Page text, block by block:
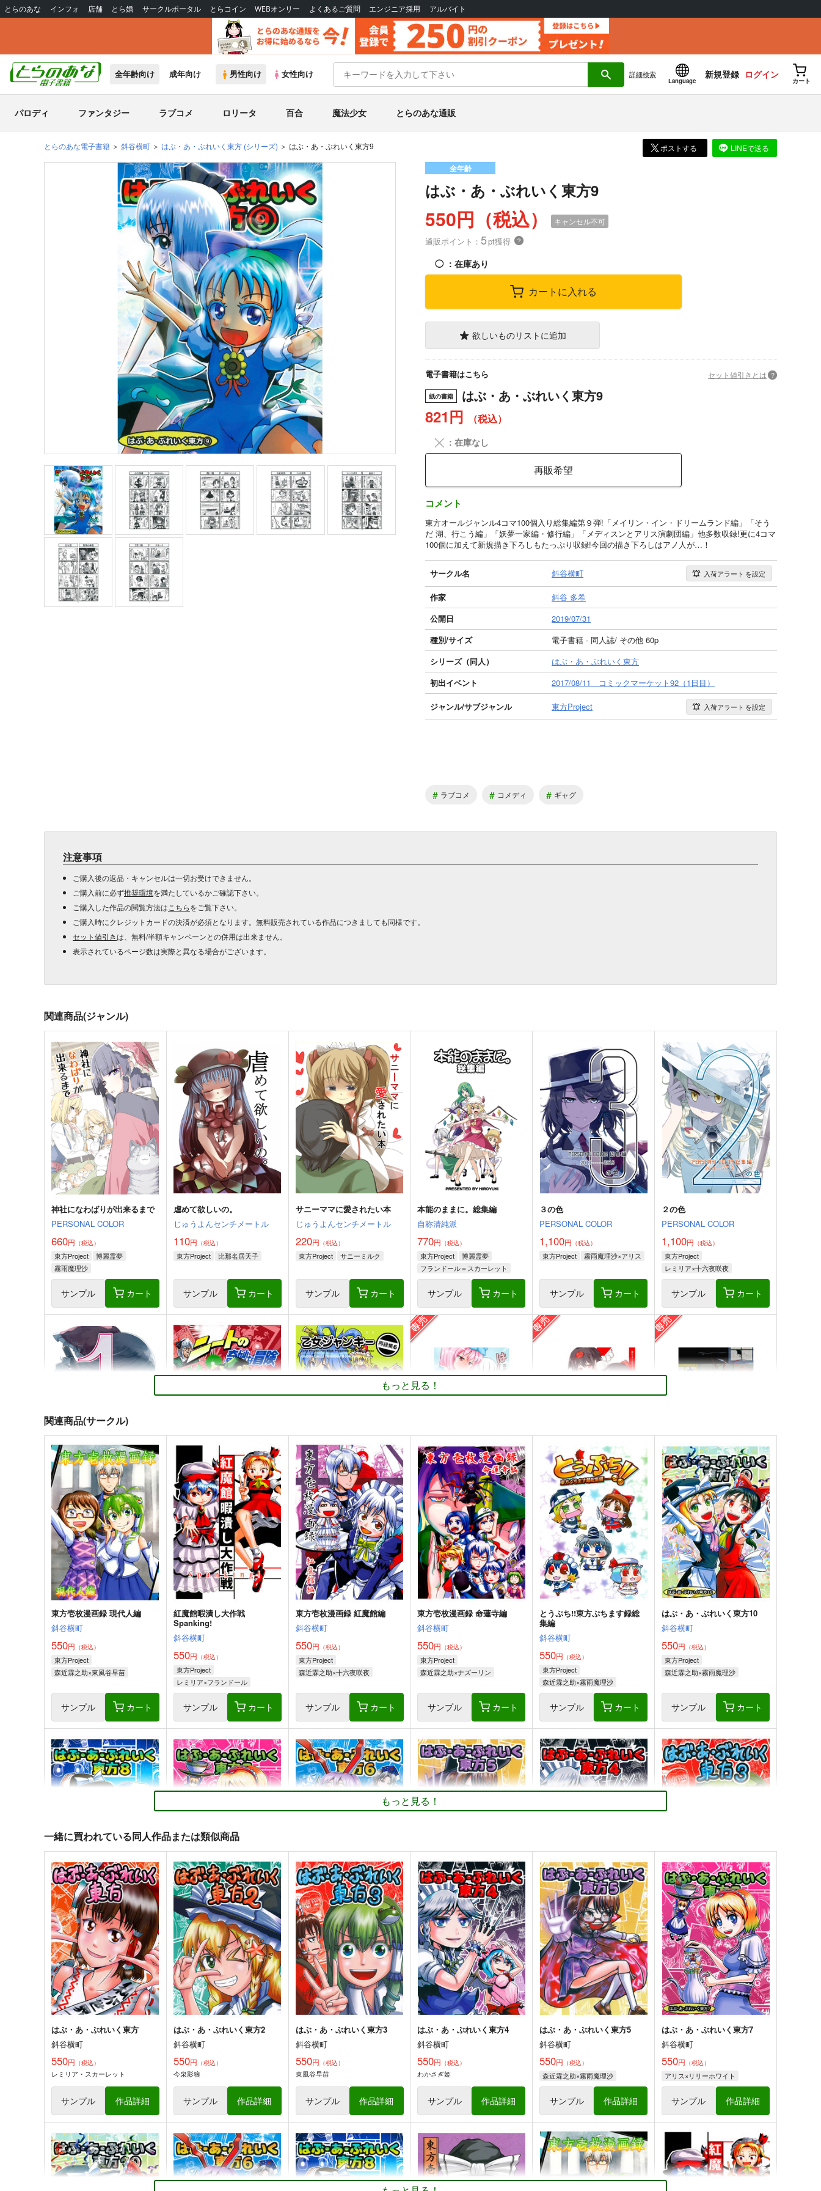
とらのあな インフォ 店舗 とら婚 サークルポータル とらコイン WEBオンリー よくあるご質問 エンジニア採用 アルバイト
全年齢向け 成年向け 男性向け 女性向け 詳細検索
Language
新規登録 ログイン
カート
パロディ ファンタジー ラブコメ ロリータ 百合 魔法少女 とらのあな通販
とらのあな電子書籍 斜谷横町 はぶ・あ・ぶれいく東方 (シリーズ) はぶ・あ・ぶれいく東方9 ポストする LINEで送る
全年齢
はぶ・あ・ぶれいく東方9
550円（税込） キャンセル不可
通販ポイント： 5pt獲得 ？
◯ ：在庫あり
カートに入れる
欲しいものリストに追加
電子書籍はこちら セット値引きとは ?
紙の書籍 はぶ・あ・ぶれいく東方9
821円 （税込）
╳ ：在庫なし
再販希望
コメント
東方オールジャンル4コマ100個入り総集編第９弾!「メイリン・イン・ドリームランド編」「そう
だ 湖、行こう編」「妖夢一家編・修行編」「メディスンとアリス演劇団編」他多数収録!更に4コマ
100個に加えて新規描き下ろしもたっぷり収録!今回の描き下ろしはアノ人が…！
サークル名 斜谷横町 入荷アラート を設定
作家
斜谷 多希
公開日
2019/07/31
種別/サイズ
電子書籍 - 同人誌/ その他 60p
シリーズ（同人）
はぶ・あ・ぶれいく東方
初出イベント
2017/08/11 コミックマーケット92（1日目）
ジャンル/サブジャンル 東方Project 入荷アラート を設定
# ラブコメ # コメディ # ギャグ
注意事項
ご購入後の返品・キャンセルは一切お受けできません。
ご購入前に必ず推奨環境を満たしているかご確認下さい。
ご購入した作品の閲覧方法は こちらをご覧下さい。
ご購入時にクレジットカードの決済が必須となります。無料販売されている作品につきましても同様です。
セット値引きは、無料/半額キャンペーンとの併用は出来ません。
表示されているページ数は実際と異なる場合がございます。
関連商品(ジャンル)
神社になわばりが出来るまで
PERSONAL COLOR
660円 （税込）
東方Project
博麗霊夢
霧雨魔理沙
アリス・マーガトロイド
サンプル カート
虐めて欲しいの。
じゅうよんセンチメートル
110円 （税込）
東方Project 比那名居天子
サンプル カート
サニーママに愛されたい本
じゅうよんセンチメートル
220円 （税込）
東方Project サニーミルク
サンプル カート
本能のままに。総集編
自称清純派
770円 （税込）
東方Project
博麗霊夢
フランドール＝スカーレット
レミリア＝スカーレット
サンプル カート
３の色
PERSONAL COLOR
1,100円 （税込）
東方Project 霧雨魔理沙×アリス
サンプル カート
２の色
PERSONAL COLOR
1,100円 （税込）
東方Project
レミリア×十六夜咲夜
サンプル カート
１の色
PERSONAL COLOR
1,100円（税込）
東方Project 霧雨魔理沙×アリス
サンプル カート
ニートの奇妙な冒険・完全版
さいピン
2,420円（税込）
東方Project
蓬莱山輝夜
十六夜咲夜
サンプル カート
乙女ジャンキー 再録集6
ギロチン銀座
1,352円（税込）
東方Project
古明地こいし
青蛾娘々
宇佐見蓮子
サンプル カート
はじめてのおしおき！
shimeji777
専売 330円（税込）
東方Project
魂魄妖夢
西行寺幽々子
サンプル カート
東方オールナイトBest!！
アトモスフィア
専売 1,320円（税込）
東方Project 博麗霊夢×射命丸文
サンプル カート
夜行百鬼祭
うわのそら舎
専売 1,210円（税込）
東方Project
封獣ぬえ
二ッ岩マミゾウ
サンプル カート
そんなこんなで、
ジギザギ
霧雨魔理沙
豊聡耳神子
サンプル カート
ファンタズマゴリア飯～縁つ
づき～
東方Project
稗田阿求
本居小鈴
ルーミア
サンプル カート
ファンタズマゴリア飯
ジギザギ
330円（税込）
サンプル カート
間より
PERSONAL COLOR
770円（税込）
サンプル カート
東方Project風-心非公式
HandBook
サンプル カート
嗣子の渦の目の中で 後編
PERSONAL COLOR
1,100
サンプル カート
東方Project非公式
DataBook2025
3,300 （税込）
東方Project 聖白蓮 雲居一輪
サンプル カート
嗣子の渦の目の中で 前編
880円（税込）
東方Project 古明地姉妹
サンプル カート
茫漠にて霞みゆく
770円（税込）
東方Project 秘封倶楽部
サンプル カート
東方Project紅-花非公式
HandBook
1,100 （税込）
東方Project
博麗霊夢
十六夜咲夜
サンプル カート
そして彼女は頁をめくる
PERSONAL COLOR
770円（税込）
東方Project レミパチェ
サンプル カート
魂の守
PERSONAL COLOR
660円（税込）
東方Project ゆかれいむ
サンプル カート
もっと見る！
関連商品(サークル)
東方壱枚漫画録 現代人編
斜谷横町
550円 （税込）
東方Project
森近霖之助×東風谷早苗
サンプル カート
紅魔館暇潰し大作戦
Spanking!
斜谷横町
550円 （税込）
東方Project
レミリア×フランドール
サンプル カート
東方壱枚漫画録 紅魔館編
斜谷横町
550円 （税込）
東方Project
森近霖之助×十六夜咲夜
サンプル カート
東方壱枚漫画録 命蓮寺編
斜谷横町
550円 （税込）
東方Project
森近霖之助×ナズーリン
サンプル カート
とうぷち!!東方ぷちます録総
集編
斜谷横町
550円 （税込）
東方Project
森近霖之助×霧雨魔理沙
サンプル カート
はぶ・あ・ぶれいく東方10
斜谷横町
550円 （税込）
東方Project
森近霖之助×霧雨魔理沙
サンプル カート
はぶ・あ・ぶれいく東方8
斜谷横町
550円（税込）
東方Project
森近霖之助×霧雨魔理沙
サンプル カート
はぶ・あ・ぶれいく東方7
斜谷横町
550円（税込）
東方Project
アリス×リリーホワイト
サンプル カート
はぶ・あ・ぶれいく東方6
斜谷横町
550円（税込）
東方Project
森近霖之助×霧雨魔理沙
サンプル カート
はぶ・あ・ぶれいく東方5
斜谷横町
550円（税込）
東方Project
森近霖之助×霧雨魔理沙
サンプル カート
はぶ・あ・ぶれいく東方4
斜谷横町
550円（税込）
東方Project
わかさぎ姫
十六夜咲夜
少名針妙丸
サンプル カート
はぶ・あ・ぶれいく東方3
斜谷横町
550円（税込）
東方Project
東風谷早苗
永江衣玖
鬼人正邪
サンプル カート
もっと見る！
一緒に買われている同人作品または類似商品
はぶ・あ・ぶれいく東方
斜谷横町
550円 （税込）
レミリア・スカーレット
サンプル 作品詳細
はぶ・あ・ぶれいく東方2
斜谷横町
550円 （税込）
今泉影狼
サンプル 作品詳細
はぶ・あ・ぶれいく東方3
斜谷横町
550円 （税込）
東風谷早苗
サンプル 作品詳細
はぶ・あ・ぶれいく東方4
斜谷横町
550円 （税込）
わかさぎ姫
サンプル 作品詳細
はぶ・あ・ぶれいく東方5
斜谷横町
550円 （税込）
森近霖之助×霧雨魔理沙
サンプル 作品詳細
はぶ・あ・ぶれいく東方7
斜谷横町
550円 （税込）
アリス×リリーホワイト
サンプル 作品詳細